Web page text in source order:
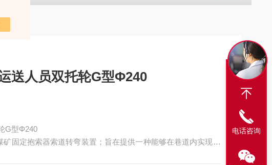
送人员双托轮G型Φ240
G型Φ240
固定抱索器索道转弯装置；旨在提供一种能够在巷道内实现索
电话咨询